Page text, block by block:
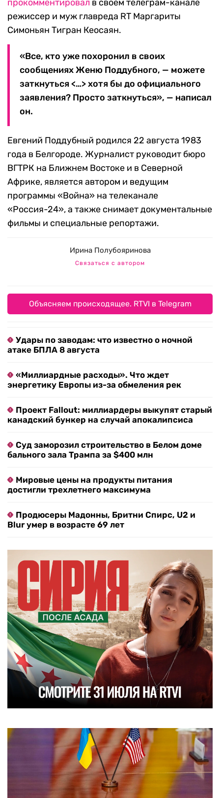
прокомментировал в своем телеграм-канале
режиссер и муж главреда RT Маргариты
Симоньян Тигран Кеосаян.
«Все, кто уже похоронил в своих
сообщениях Женю Поддубного, — можете
заткнуться <…> хотя бы до официального
заявления? Просто заткнуться», — написал
он.
Евгений Поддубный родился 22 августа 1983
года в Белгороде. Журналист руководит бюро
ВГТРК на Ближнем Востоке и в Северной
Африке, является автором и ведущим
программы «Война» на телеканале
«Россия-24», а также снимает документальные
фильмы и специальные репортажи.
Ирина Полубояринова
Связаться с автором
Объясняем происходящее. RTVI в Telegram
Удары по заводам: что известно о ночной
атаке БПЛА 8 августа
«Миллиардные расходы». Что ждет
энергетику Европы из-за обмеления рек
Проект Fallout: миллиардеры выкупят старый
канадский бункер на случай апокалипсиса
Суд заморозил строительство в Белом доме
бального зала Трампа за $400 млн
Мировые цены на продукты питания
достигли трехлетнего максимума
Продюсеры Мадонны, Бритни Спирс, U2 и
Blur умер в возрасте 69 лет